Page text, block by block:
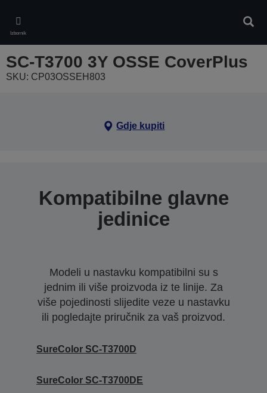
main
content
Izbornik
SC-T3700 3Y OSSE CoverPlus
SKU: CP03OSSEH803
Gdje kupiti
Kompatibilne glavne
jedinice
Modeli u nastavku kompatibilni su s
jednim ili više proizvoda iz te linije. Za
više pojedinosti slijedite veze u nastavku
ili pogledajte priručnik za vaš proizvod.
SureColor SC-T3700D
SureColor SC-T3700DE